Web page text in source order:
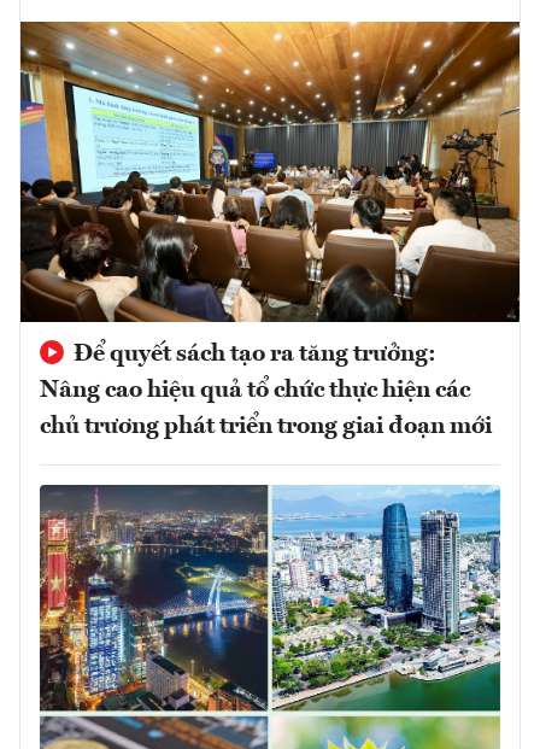
Để quyết sách tạo ra tăng trưởng:
Nâng cao hiệu quả tổ chức thực hiện các
chủ trương phát triển trong giai đoạn mới